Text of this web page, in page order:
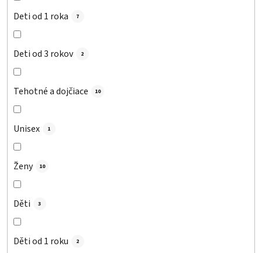
Deti od 1 roka 7
Deti od 3 rokov 2
Tehotné a dojčiace 10
Unisex 1
Ženy 10
Děti 3
Děti od 1 roku 2